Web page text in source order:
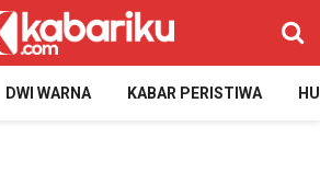
DWI WARNA KABAR PERISTIWA